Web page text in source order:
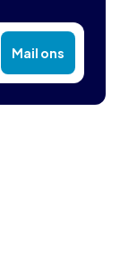
Mail ons